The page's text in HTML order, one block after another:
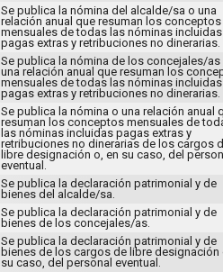
Se publica la nómina del alcalde/sa o una
relación anual que resuman los conceptos
mensuales de todas las nóminas incluidas
pagas extras y retribuciones no dinerarias.
Se publica la nómina de los concejales/as
una relación anual que resuman los
mensuales de todas las nóminas incluidas
pagas extras y retribuciones no dinerarias.
Se publica la nómina o una relación anual
resuman los conceptos mensuales de
las nóminas incluidas pagas extras y
retribuciones no dinerarias de los cargos
libre designación o, en su caso, del
eventual.
Se publica la declaración patrimonial y de
bienes del alcalde/sa.
Se publica la declaración patrimonial y de
bienes de los concejales/as.
Se publica la declaración patrimonial y de
bienes de los cargos de libre designación
su caso, del personal eventual.